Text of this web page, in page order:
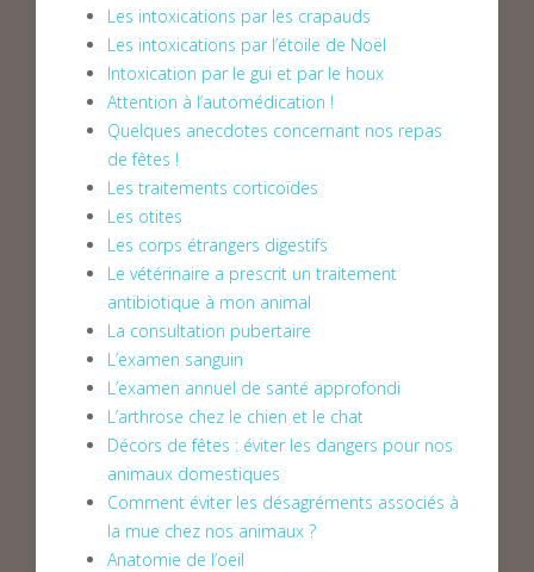
Les intoxications par les crapauds
Les intoxications par l’étoile de Noël
Intoxication par le gui et par le houx
Attention à l’automédication !
Quelques anecdotes concernant nos repas
de fêtes !
Les traitements corticoïdes
Les otites
Les corps étrangers digestifs
Le vétérinaire a prescrit un traitement
antibiotique à mon animal
La consultation pubertaire
L’examen sanguin
L’examen annuel de santé approfondi
L’arthrose chez le chien et le chat
Décors de fêtes : éviter les dangers pour nos
animaux domestiques
Comment éviter les désagréments associés à
la mue chez nos animaux ?
Anatomie de l’oeil